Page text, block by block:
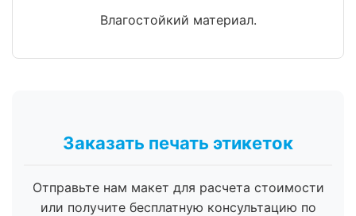
Влагостойкий материал.
Заказать печать этикеток
Отправьте нам макет для расчета стоимости
или получите бесплатную консультацию по